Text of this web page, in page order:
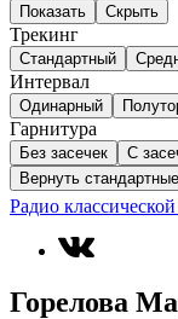
Показать Скрыть
Трекинг
Стандартный
Интервал
Одинарный
Гарнитура
Без засечек
С
Вернуть
Радио
Горелова